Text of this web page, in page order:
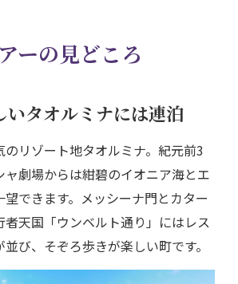
ーの見どころ
いタオルミナには連泊
のリゾート地タオルミナ。紀元前3
ャ劇場からは紺碧のイオニア海とエ
望できます。メッシーナ門とカター
者天国「ウンベルト通り」にはレス
び、そぞろ歩きが楽しい町です。